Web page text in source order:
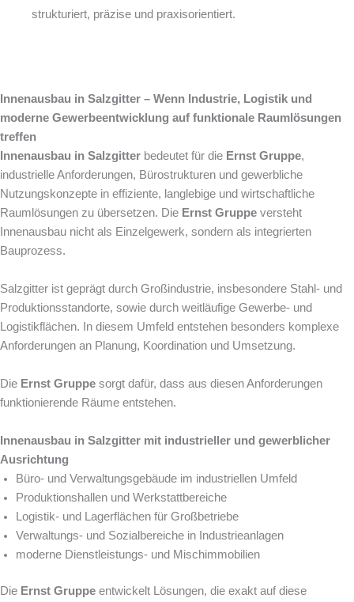
strukturiert, präzise und praxisorientiert.
Innenausbau in Salzgitter – Wenn Industrie, Logistik und
moderne Gewerbeentwicklung auf funktionale Raumlösungen
treffen
Innenausbau in Salzgitter bedeutet für die Ernst Gruppe,
industrielle Anforderungen, Bürostrukturen und gewerbliche
Nutzungskonzepte in effiziente, langlebige und wirtschaftliche
Raumlösungen zu übersetzen. Die Ernst Gruppe versteht
Innenausbau nicht als Einzelgewerk, sondern als integrierten
Bauprozess.
Salzgitter ist geprägt durch Großindustrie, insbesondere Stahl- und
Produktionsstandorte, sowie durch weitläufige Gewerbe- und
Logistikflächen. In diesem Umfeld entstehen besonders komplexe
Anforderungen an Planung, Koordination und Umsetzung.
Die Ernst Gruppe sorgt dafür, dass aus diesen Anforderungen
funktionierende Räume entstehen.
Innenausbau in Salzgitter mit industrieller und gewerblicher
Ausrichtung
Büro- und Verwaltungsgebäude im industriellen Umfeld
Produktionshallen und Werkstattbereiche
Logistik- und Lagerflächen für Großbetriebe
Verwaltungs- und Sozialbereiche in Industrieanlagen
moderne Dienstleistungs- und Mischimmobilien
Die Ernst Gruppe entwickelt Lösungen, die exakt auf diese